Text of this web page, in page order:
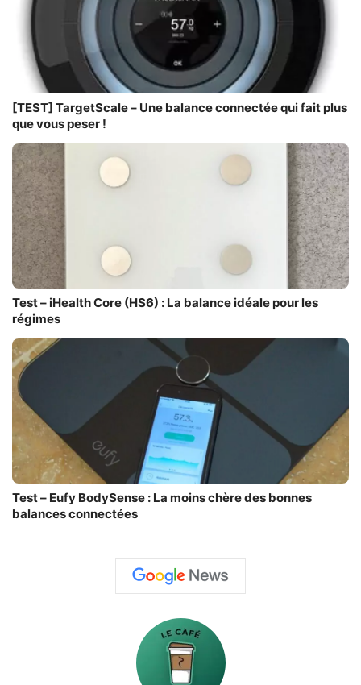
[TEST] TargetScale – Une balance connectée qui fait plus
que vous peser !
Test – iHealth Core (HS6) : La balance idéale pour les
régimes
Test – Eufy BodySense : La moins chère des bonnes
balances connectées